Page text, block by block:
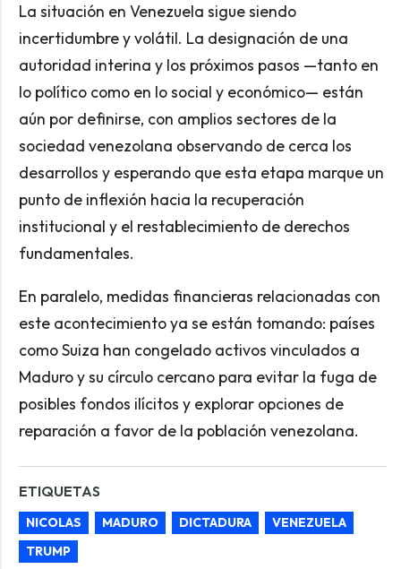
La situación en Venezuela sigue siendo
incertidumbre y volátil. La designación de una
autoridad interina y los próximos pasos —tanto en
lo político como en lo social y económico— están
aún por definirse, con amplios sectores de la
sociedad venezolana observando de cerca los
desarrollos y esperando que esta etapa marque un
punto de inflexión hacia la recuperación
institucional y el restablecimiento de derechos
fundamentales.
En paralelo, medidas financieras relacionadas con
este acontecimiento ya se están tomando: países
como Suiza han congelado activos vinculados a
Maduro y su círculo cercano para evitar la fuga de
posibles fondos ilícitos y explorar opciones de
reparación a favor de la población venezolana.
ETIQUETAS
NICOLAS MADURO DICTADURA
VENEZUELA
TRUMP